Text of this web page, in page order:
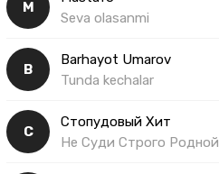
M
Seva olasanmi
B
Barhayot Umarov
Tunda kechalar
С
Стопудовый Хит
Не Суди Строго Родной